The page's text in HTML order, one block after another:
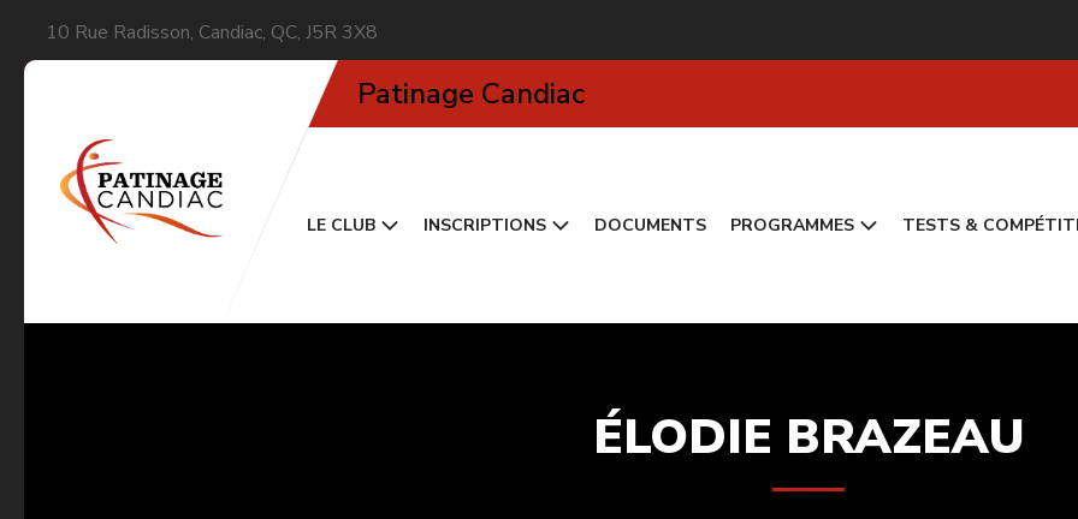
10 Rue Radisson, Candiac, QC, J5R 3X8
Patinage Candiac
LE CLUB INSCRIPTIONS DOCUMENTS PROGRAMMES TESTS &
ÉLODIE BRAZEAU